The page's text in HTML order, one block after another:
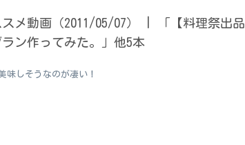
スメ動画（2011/05/07） | 「【料理祭出品
ン作ってみた。」他5本
味しそうなのが凄い！